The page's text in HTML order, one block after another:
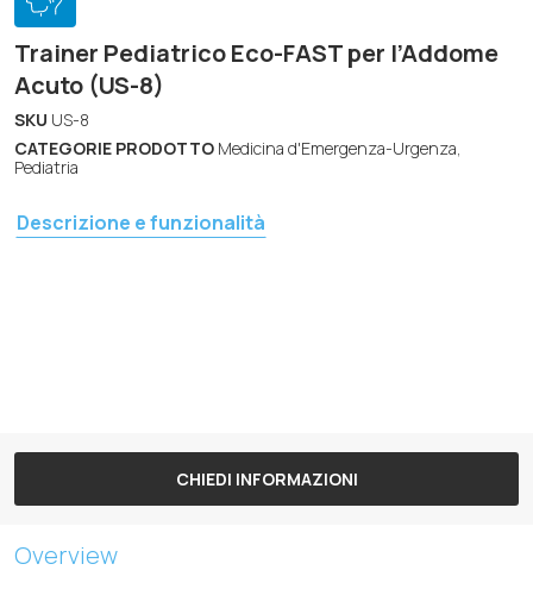
Trainer Pediatrico Eco-FAST per l’Addome
Acuto (US-8)
SKU US-8
CATEGORIE PRODOTTO Medicina d'Emergenza-Urgenza,
Pediatria
Descrizione e funzionalità
CHIEDI INFORMAZIONI
Overview